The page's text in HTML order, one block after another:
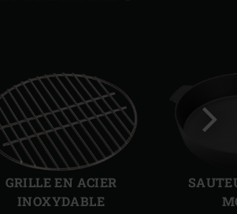
GRILLE EN ACIER
INOXYDABLE